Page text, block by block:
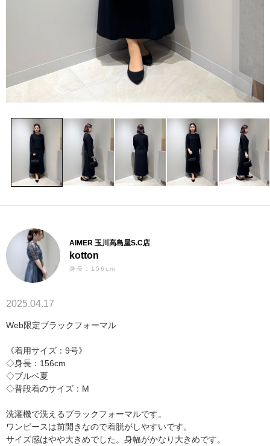
AIMER 玉川高島屋S.C店
kotton
身長：156cm
2025.04.17
Web限定ブラックフォーマル
《着用サイズ：9号》
◇身長：156cm
◇ブルベ夏
◇普段着のサイズ：M
洗濯機で洗えるブラックフォーマルです。
ワンピースは前開きなので着脱がしやすいです。
サイズ感はやや大きめでした。身幅がかなり大きめです。